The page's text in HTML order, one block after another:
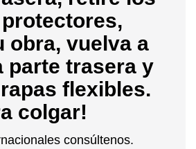
obra, vuelva a
parte trasera y
flexibles.
colgar!
consúltenos.